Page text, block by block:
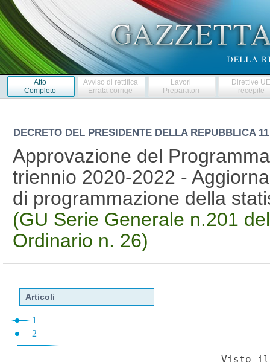
Atto
Completo
Avviso di rettifica
Errata corrige
Lavori
Preparatori
Direttive
recepite
DECRETO DEL PRESIDENTE DELLA REPUBBLICA
Approvazione del
triennio 2020-2022 -
di programmazione della
(GU Serie Generale n.201
Ordinario n. 26)